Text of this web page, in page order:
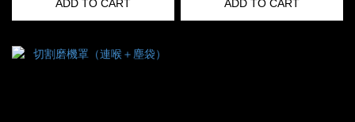
ADD TO CART ADD TO CART